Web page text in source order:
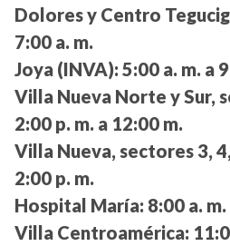
Dolores y Centro
7:00 a. m.
Joya (INVA): 5:00 a. m. a
Villa Nueva Norte y Sur,
2:00 p. m. a 12:00 m.
Villa Nueva, sectores 3,
2:00 p. m.
Hospital María: 8:00 a.
Villa Centroamérica: